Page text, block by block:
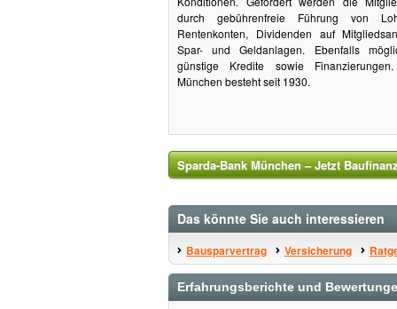
durch gebührenfreie Führung von
Rentenkonten, Dividenden auf
Spar- und Geldanlagen. Ebenfalls
günstige Kredite sowie
München besteht seit 1930.
Sparda-Bank München – Jetzt
Das könnte Sie auch interessieren
Bausparvertrag Versicherung
Erfahrungsberichte und